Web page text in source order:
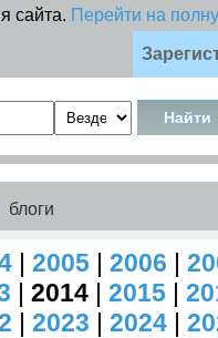
сайта. Перейти на
блоги
| 2005 | 2006 |
| 2014 | 2015 |
| 2023 | 2024 |